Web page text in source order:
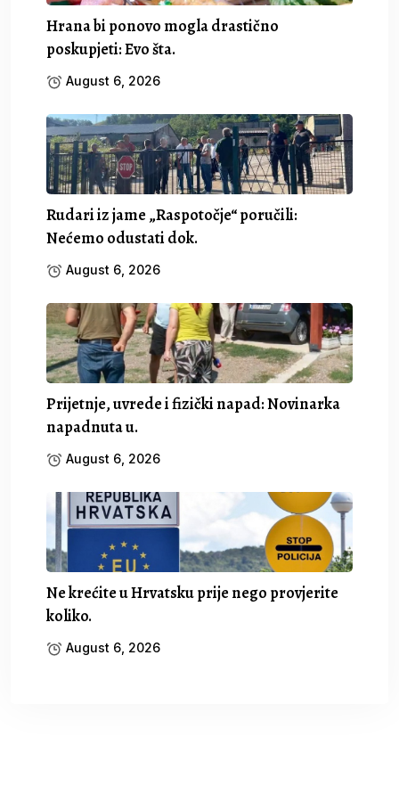
Hrana bi ponovo mogla drastično
poskupjeti: Evo šta.
August 6, 2026
Rudari iz jame „Raspotočje“ poručili:
Nećemo odustati dok.
August 6, 2026
Prijetnje, uvrede i fizički napad: Novinarka
napadnuta u.
August 6, 2026
Ne krećite u Hrvatsku prije nego provjerite
koliko.
August 6, 2026